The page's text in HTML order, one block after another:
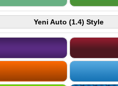
Yeni Auto (1.4) Style